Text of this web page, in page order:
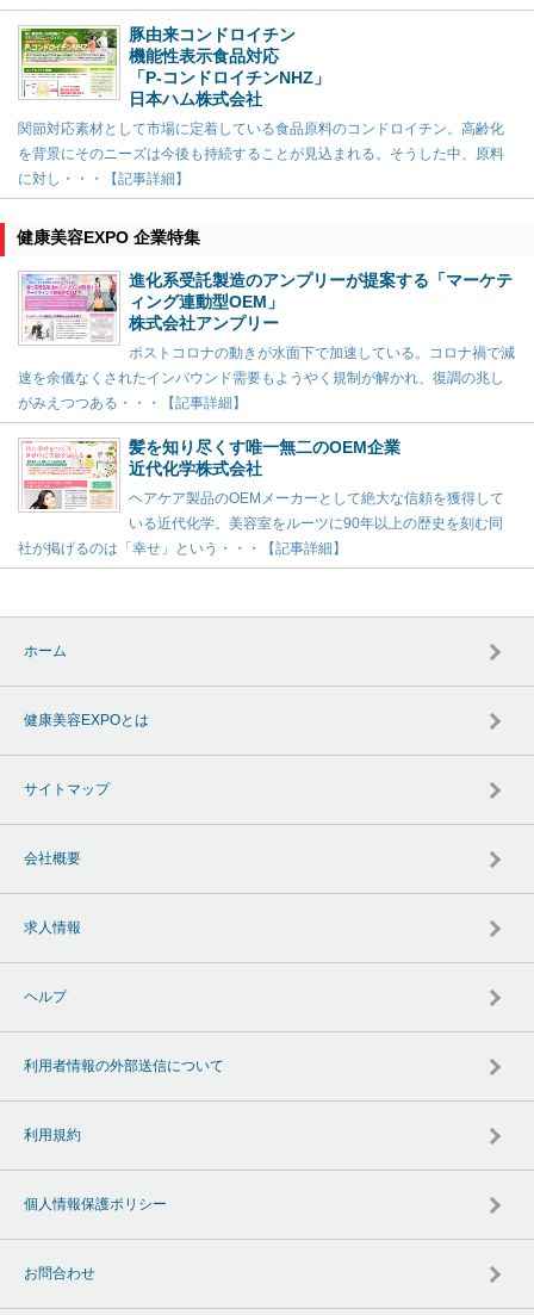
豚由来コンドロイチン
機能性表示食品対応
「P-コンドロイチンNHZ」
日本ハム株式会社
関節対応素材として市場に定着している食品原料のコンドロイチン。高齢化
を背景にそのニーズは今後も持続することが見込まれる。そうした中、原料
に対し・・・【記事詳細】
健康美容EXPO 企業特集
進化系受託製造のアンプリーが提案する「マーケテ
ィング連動型OEM」
株式会社アンプリー
ポストコロナの動きが水面下で加速している。コロナ禍で減
速を余儀なくされたインバウンド需要もようやく規制が解かれ、復調の兆し
がみえつつある・・・【記事詳細】
髪を知り尽くす唯一無二のOEM企業
近代化学株式会社
ヘアケア製品のOEMメーカーとして絶大な信頼を獲得して
いる近代化学。美容室をルーツに90年以上の歴史を刻む同
社が掲げるのは「幸せ」という・・・【記事詳細】
ホーム
健康美容EXPOとは
サイトマップ
会社概要
求人情報
ヘルプ
利用者情報の外部送信について
利用規約
個人情報保護ポリシー
お問合わせ